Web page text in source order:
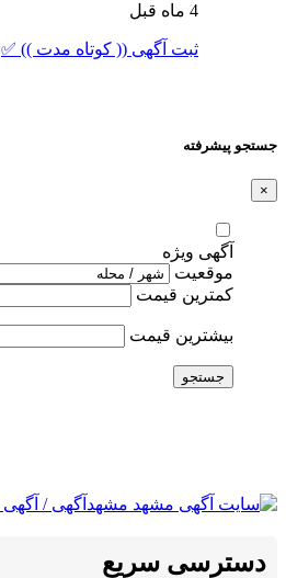
4 ماه قبل
ثبت آگهی (( کوتاه مدت )) ✅
جستجو پیشرفته
×
آگهی ویژه
موقعیت
کمترین قیمت
بیشترین قیمت
جستجو
دسترسی سریع